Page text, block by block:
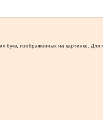
букв, изображенных на картинке. Для